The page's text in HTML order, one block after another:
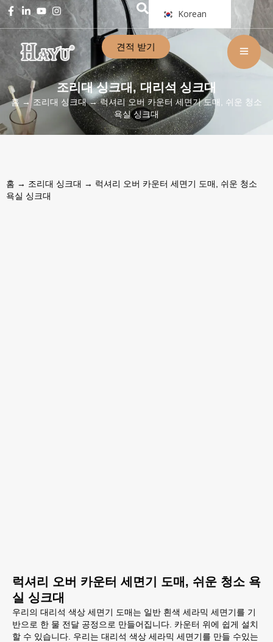
Korean
견적 받기
조리대 싱크대,대리석 싱크대
홈 →조리대 싱크대→ 럭셔리 오버 카운터 세면기 도매, 쉬운 청소
욕실 싱크대
홈 → 조리대 싱크대 → 럭셔리 오버 카운터 세면기 도매, 쉬운 청소
욕실 싱크대
럭셔리 오버 카운터 세면기 도매, 쉬운 청소 욕
실 싱크대
우리의 대리석 색상 세면기 도매는 일반 흰색 세라믹 세면기를 기
반으로 한 물 전달 공정으로 만들어집니다. 카운터 위에 쉽게 설치
할 수 있습니다. 우리는 대리석 색상 세라믹 세면기를 만들 수있는